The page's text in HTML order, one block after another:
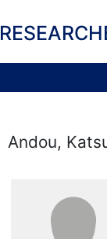
Andou,